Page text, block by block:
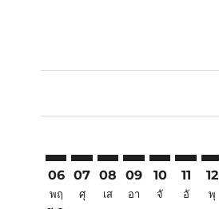
06
พฤ
07
ศุ
08
เส
09
อา
10
จั
11
อั
12
พุ